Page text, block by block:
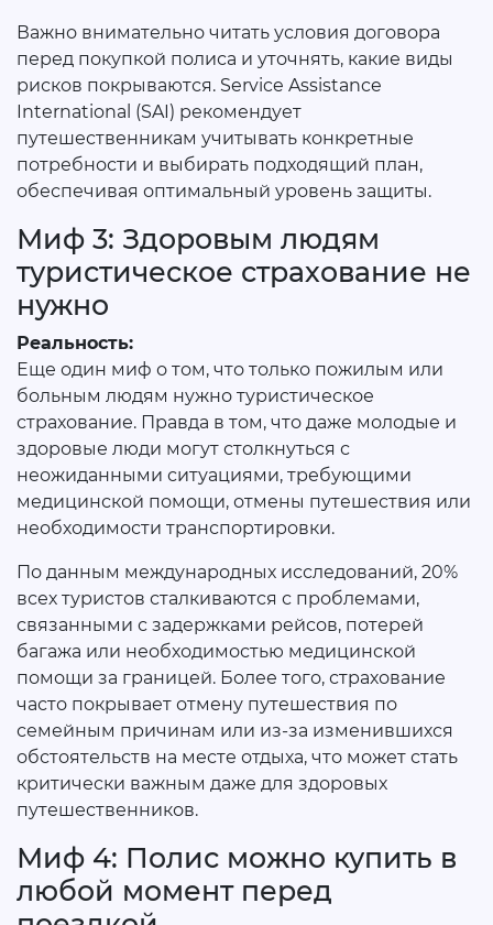
Важно внимательно читать условия договора
перед покупкой полиса и уточнять, какие виды
рисков покрываются. Service Assistance
International (SAI) рекомендует
путешественникам учитывать конкретные
потребности и выбирать подходящий план,
обеспечивая оптимальный уровень защиты.
Миф 3: Здоровым людям
туристическое страхование не
нужно
Реальность:
Еще один миф о том, что только пожилым или
больным людям нужно туристическое
страхование. Правда в том, что даже молодые и
здоровые люди могут столкнуться с
неожиданными ситуациями, требующими
медицинской помощи, отмены путешествия или
необходимости транспортировки.
По данным международных исследований, 20%
всех туристов сталкиваются с проблемами,
связанными с задержками рейсов, потерей
багажа или необходимостью медицинской
помощи за границей. Более того, страхование
часто покрывает отмену путешествия по
семейным причинам или из-за изменившихся
обстоятельств на месте отдыха, что может стать
критически важным даже для здоровых
путешественников.
Миф 4: Полис можно купить в
любой момент перед